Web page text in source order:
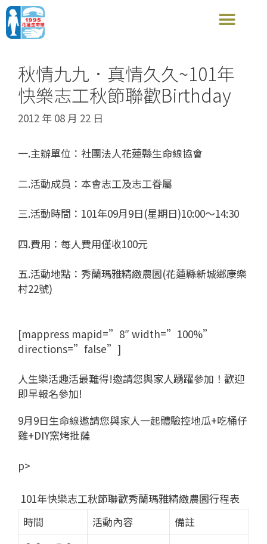
秋情九九．真情久久~101年
快樂志工秋節聯歡Birthday
2012 年 08 月 22 日
一.主辦單位：社團法人花蓮縣生命線協會
二.活動成員：本會志工及志工眷屬
三.活動時間：101年09月9日(星期日)10:00～14:30
四.費用：每人費用僅收100元
五.活動地點：秀蘭瑪雅精緻農園(花蓮縣新城鄉康樂
村22號)
[mappress mapid=”8″ width=”100%”
directions=”false”]
人生樂活趣活最難得!邀請您與家人踴躍參加！歡迎
即早報名參加!
9月9日生命線邀請您與家人一起體驗控地瓜+吃桶仔
雞+DIY窯烤批薩
p>
101年快樂志工秋節聯歡秀蘭瑪雅精緻農園行程表
時間
活動內容
備註